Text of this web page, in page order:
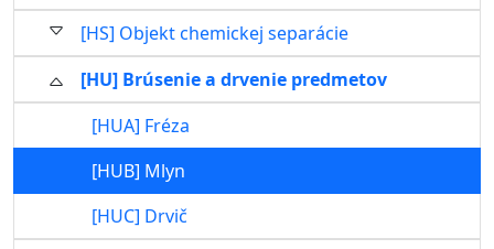
[HS] Objekt chemickej separácie
[HU] Brúsenie a drvenie predmetov
[HUA] Fréza
[HUB] Mlyn
[HUC] Drvič